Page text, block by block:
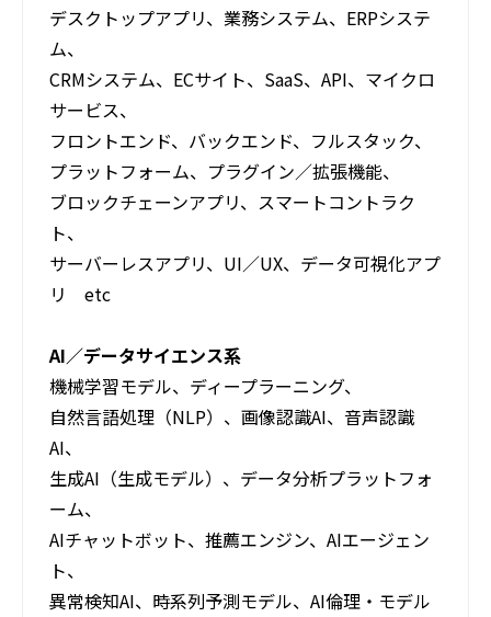
デスクトップアプリ、業務システム、ERPシステ
ム、
CRMシステム、ECサイト、SaaS、API、マイクロ
サービス、
フロントエンド、バックエンド、フルスタック、
プラットフォーム、プラグイン／拡張機能、
ブロックチェーンアプリ、スマートコントラク
ト、
サーバーレスアプリ、UI／UX、データ可視化アプ
リ etc
AI／データサイエンス系
機械学習モデル、ディープラーニング、
自然言語処理（NLP）、画像認識AI、音声認識
AI、
生成AI（生成モデル）、データ分析プラットフォ
ーム、
AIチャットボット、推薦エンジン、AIエージェン
ト、
異常検知AI、時系列予測モデル、AI倫理・モデル